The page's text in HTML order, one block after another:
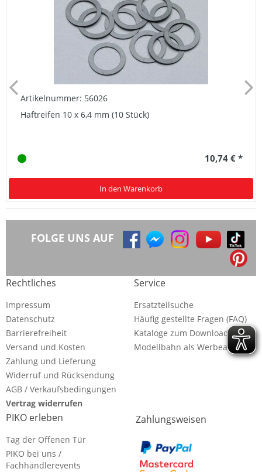
Artikelnummer: 56026
Haftreifen 10 x 6,4 mm (10 Stück)
10,74 € *
In den Warenkorb
FOLGE UNS AUF
Rechtliches
Impressum
Datenschutz
Barrierefreiheit
Versand und Kosten
Zahlung und Lieferung
Widerruf und Rücksendung
AGB / Verkaufsbedingungen
Vertrag widerrufen
Service
Ersatzteilsuche
Häufig gestellte Fragen (FAQ)
Kataloge zum Download
Modellbahn als Werbeartikel
PIKO erleben
Tag der Offenen Tür
PIKO bei uns /
Fachhändlerevents
Zahlungsweisen